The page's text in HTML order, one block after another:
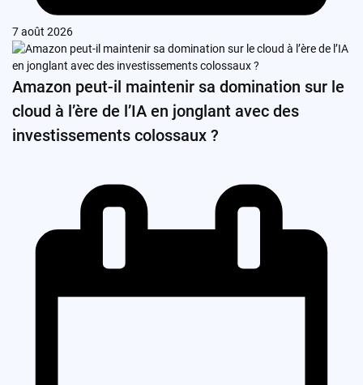
7 août 2026
Amazon peut-il maintenir sa domination sur le
cloud à l’ère de l’IA en jonglant avec des
investissements colossaux ?